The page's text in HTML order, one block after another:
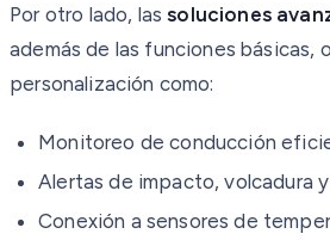
Por otro lado, lassoluciones
además de las funciones básicas,
personalización como:
Monitoreo de conducción
Alertas de impacto, volcadura
Conexión a sensores de